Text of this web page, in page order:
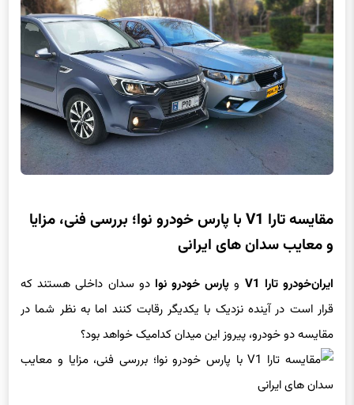
مقایسه تارا V1 با پارس خودرو نوا؛ بررسی فنی، مزایا
و معایب سدان های ایرانی
ایران‌خودرو تارا V1 و پارس خودرو نوا دو سدان داخلی هستند که
قرار است در آینده نزدیک با یکدیگر رقابت کنند اما به نظر شما در
مقایسه دو خودرو، پیروز این میدان کدامیک خواهد بود؟